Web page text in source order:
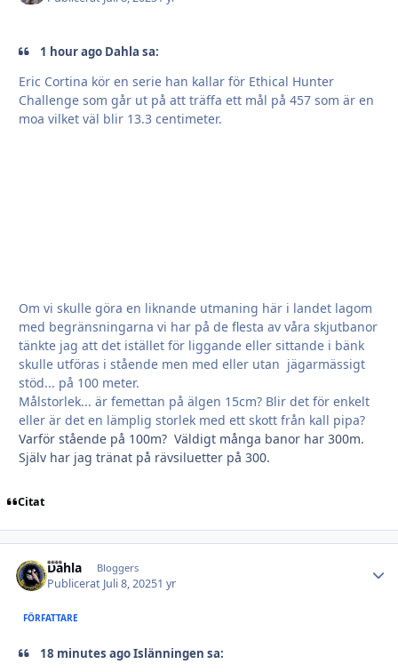
1 hour ago Dahla sa:
Eric Cortina kör en serie han kallar för Ethical Hunter
Challenge som går ut på att träffa ett mål på 457 som är en
moa vilket väl blir 13.3 centimeter.
Om vi skulle göra en liknande utmaning här i landet lagom
med begränsningarna vi har på de flesta av våra skjutbanor
tänkte jag att det istället för liggande eller sittande i bänk
skulle utföras i stående men med eller utan jägarmässigt
stöd... på 100 meter.
Målstorlek... är femettan på älgen 15cm? Blir det för enkelt
eller är det en lämplig storlek med ett skott från kall pipa?
Varför stående på 100m? Väldigt många banor har 300m.
Själv har jag tränat på rävsiluetter på 300.
Citat
Dahla Bloggers
Publicerat Juli 8, 20251 yr
FÖRFATTARE
18 minutes ago Islänningen sa: